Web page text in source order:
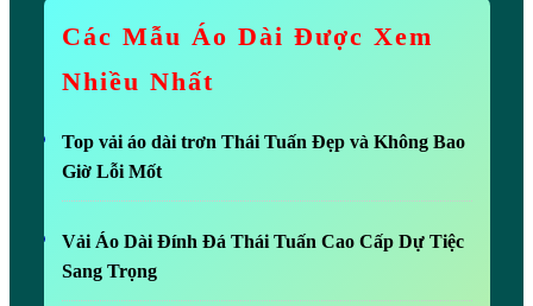
Các Mẫu Áo Dài Được Xem
Nhiều Nhất
Top vải áo dài trơn Thái Tuấn Đẹp và Không Bao
Giờ Lỗi Mốt
Vải Áo Dài Đính Đá Thái Tuấn Cao Cấp Dự Tiệc
Sang Trọng